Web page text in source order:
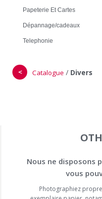
Papeterie Et Cartes
Dépannage/cadeaux
Telephonie
＜ Catalogue / Divers
Nous ne disposons
vous
Photographiez